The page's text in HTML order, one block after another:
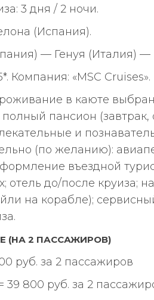
3 дня / 2 ночи.
(Испания).
— Генуя (Италия) —
Компания: «MSC Cruises».
в каюте
полный пансион
и
(по желанию):
въездной
до/после круиза;
на корабле);
(НА 2 ПАССАЖИРОВ)
руб. за 2 пассажиров
800 руб. за 2